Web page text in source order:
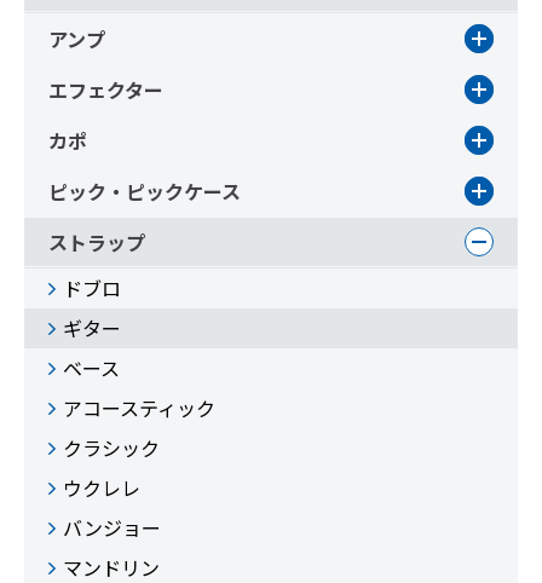
アンプ
エフェクター
カポ
ピック・ピックケース
ストラップ
ドブロ
ギター
ベース
アコースティック
クラシック
ウクレレ
バンジョー
マンドリン